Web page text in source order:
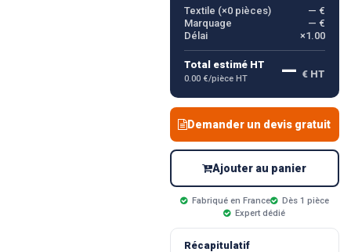
Textile (×0pièces)
— €
Marquage
— €
Délai
×1.00
Total estimé HT
0.00 €/pièce HT — € HT
Demander un devis gratuit
Ajouter au panier
Fabriqué en France
Dès 1 pièce
Expert dédié
Récapitulatif